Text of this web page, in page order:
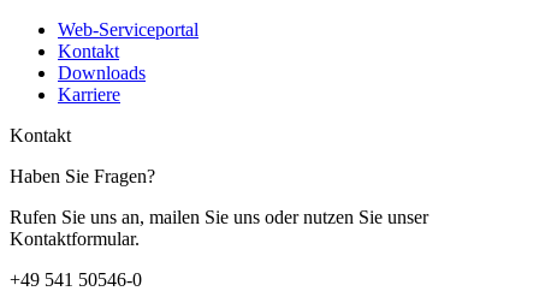
Web-Serviceportal
Kontakt
Downloads
Karriere
Kontakt
Haben Sie Fragen?
Rufen Sie uns an, mailen Sie uns oder nutzen Sie unser
Kontaktformular.
+49 541 50546-0